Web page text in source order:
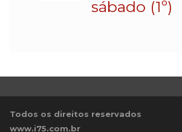
sábado (1º)
Todos os direitos reservados
www.i75.com.br